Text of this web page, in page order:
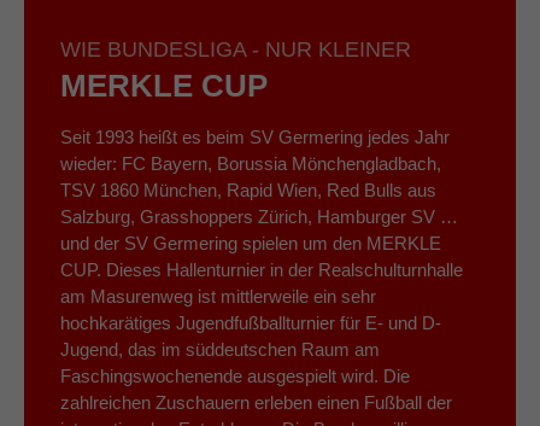
WIE BUNDESLIGA - NUR KLEINER
MERKLE CUP
Seit 1993 heißt es beim SV Germering jedes Jahr
wieder: FC Bayern, Borussia Mönchengladbach,
TSV 1860 München, Rapid Wien, Red Bulls aus
Salzburg, Grasshoppers Zürich, Hamburger SV …
und der SV Germering spielen um den MERKLE
CUP. Dieses Hallenturnier in der Realschulturnhalle
am Masurenweg ist mittlerweile ein sehr
hochkarätiges Jugendfußballturnier für E- und D-
Jugend, das im süddeutschen Raum am
Faschingswochenende ausgespielt wird. Die
zahlreichen Zuschauern erleben einen Fußball der